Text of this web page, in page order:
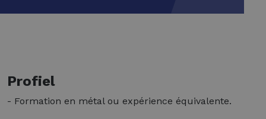
Profiel
- Formation en métal ou expérience équivalente.